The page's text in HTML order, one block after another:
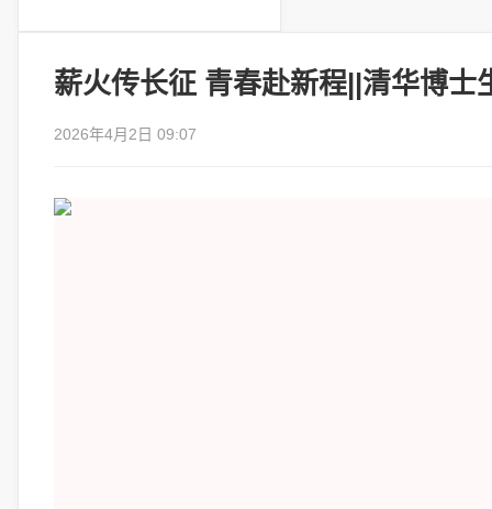
薪火传长征 青春赴新程||清华博
2026年4月2日 09:07